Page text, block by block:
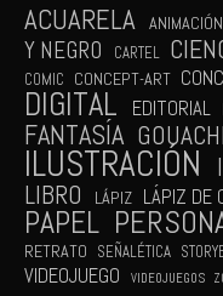
ACUARELA ANIMACIÓN
Y NEGRO
CARTEL
COMIC CONCEPT-ART
DIGITAL EDITORIAL
FANTASÍA
ILUSTRACIÓN
LIBRO LÁPIZ LÁPIZ DE
PAPEL
RETRATO SEÑALÉTICA
VIDEOJUEGO VIDEOJUEGOS